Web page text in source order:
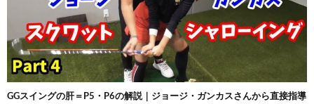
GGスイングの肝＝P5・P6の解説｜ジョージ・ガンカスさんから直接指導